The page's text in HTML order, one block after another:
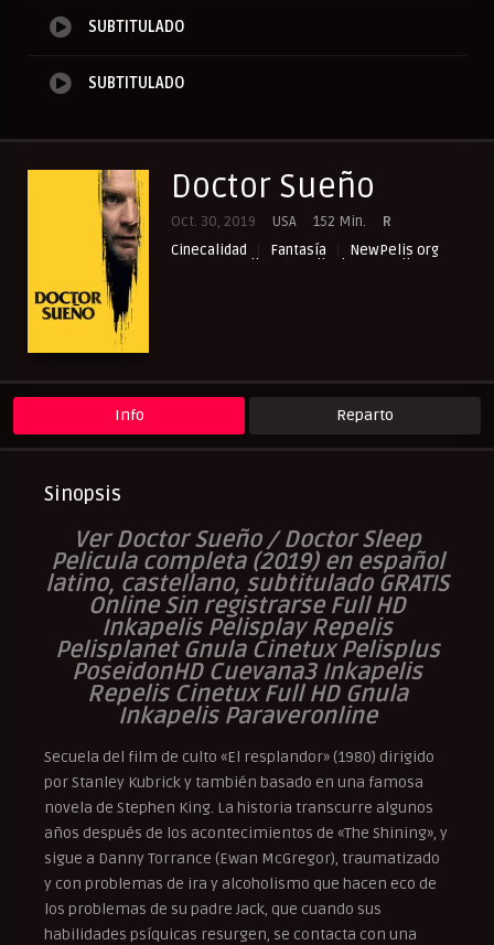
SUBTITULADO
SUBTITULADO
Doctor Sueño
Oct. 30, 2019 USA 152 Min.
R
Cinecalidad
Fantasía
NewPelis org
Paraveronline
Peliculas Castellano
Info Reparto
Sinopsis
Ver Doctor Sueño / Doctor Sleep
Pelicula completa (2019) en español
latino, castellano, subtitulado GRATIS
Online Sin registrarse Full HD
Inkapelis Pelisplay Repelis
Pelisplanet Gnula Cinetux Pelisplus
PoseidonHD Cuevana3 Inkapelis
Repelis Cinetux Full HD Gnula
Inkapelis Paraveronline
Secuela del film de culto «El resplandor» (1980) dirigido
por Stanley Kubrick y también basado en una famosa
novela de Stephen King. La historia transcurre algunos
años después de los acontecimientos de «The Shining», y
sigue a Danny Torrance (Ewan McGregor), traumatizado
y con problemas de ira y alcoholismo que hacen eco de
los problemas de su padre Jack, que cuando sus
habilidades psíquicas resurgen, se contacta con una